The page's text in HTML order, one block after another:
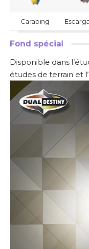
Carabing
Fond spécial
Disponible dans
études de terrain et